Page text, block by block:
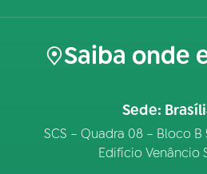
Saiba onde
Sede:
SCS – Quadra 08 – Bloco
Edifício Venâncio